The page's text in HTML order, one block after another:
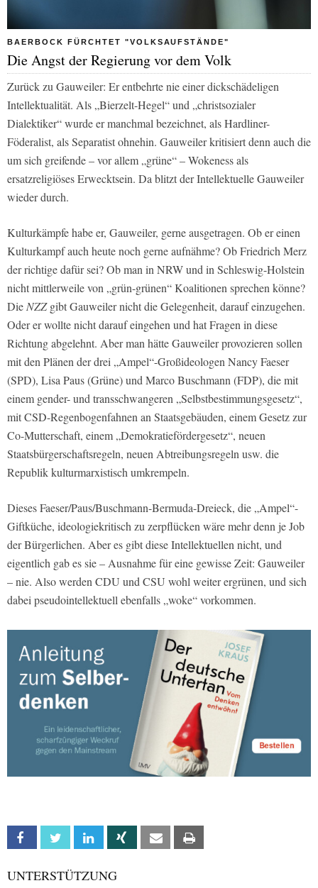
BAERBOCK FÜRCHTET "VOLKSAUFSTÄNDE"
Die Angst der Regierung vor dem Volk
Zurück zu Gauweiler: Er entbehrte nie einer dickschädeligen
Intellektualität. Als „Bierzelt-Hegel“ und „christsozialer
Dialektiker“ wurde er manchmal bezeichnet, als Hardliner-
Föderalist, als Separatist ohnehin. Gauweiler kritisiert denn auch die
um sich greifende – vor allem „grüne“ – Wokeness als
ersatzreligiöses Erwecktsein. Da blitzt der Intellektuelle Gauweiler
wieder durch.
Kulturkämpfe habe er, Gauweiler, gerne ausgetragen. Ob er einen
Kulturkampf auch heute noch gerne aufnähme? Ob Friedrich Merz
der richtige dafür sei? Ob man in NRW und in Schleswig-Holstein
nicht mittlerweile von „grün-grünen“ Koalitionen sprechen könne?
Die NZZgibt Gauweiler nicht die Gelegenheit, darauf einzugehen.
Oder er wollte nicht darauf eingehen und hat Fragen in diese
Richtung abgelehnt. Aber man hätte Gauweiler provozieren sollen
mit den Plänen der drei „Ampel“-Großideologen Nancy Faeser
(SPD), Lisa Paus (Grüne) und Marco Buschmann (FDP), die mit
einem gender- und transschwangeren „Selbstbestimmungsgesetz“,
mit CSD-Regenbogenfahnen an Staatsgebäuden, einem Gesetz zur
Co-Mutterschaft, einem „Demokratiefördergesetz“, neuen
Staatsbürgerschaftsregeln, neuen Abtreibungsregeln usw. die
Republik kulturmarxistisch umkrempeln.
Dieses Faeser/Paus/Buschmann-Bermuda-Dreieck, die „Ampel“-
Giftküche, ideologiekritisch zu zerpflücken wäre mehr denn je Job
der Bürgerlichen. Aber es gibt diese Intellektuellen nicht, und
eigentlich gab es sie – Ausnahme für eine gewisse Zeit: Gauweiler
– nie. Also werden CDU und CSU wohl weiter ergrünen, und sich
dabei pseudointellektuell ebenfalls „woke“ vorkommen.
Facebook Twitter Linkedin Xing Email
UNTERSTÜTZUNG